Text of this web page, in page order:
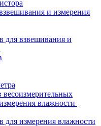
и измерения
для взвешивания и
весоизмерительных
влажности
для измерения влажности